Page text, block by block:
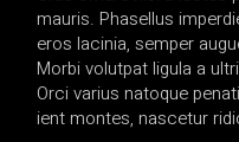
mauris. Phasellus
eros lacinia, semper
Morbi volutpat ligula a
Orci varius natoque
ient montes, nascetur